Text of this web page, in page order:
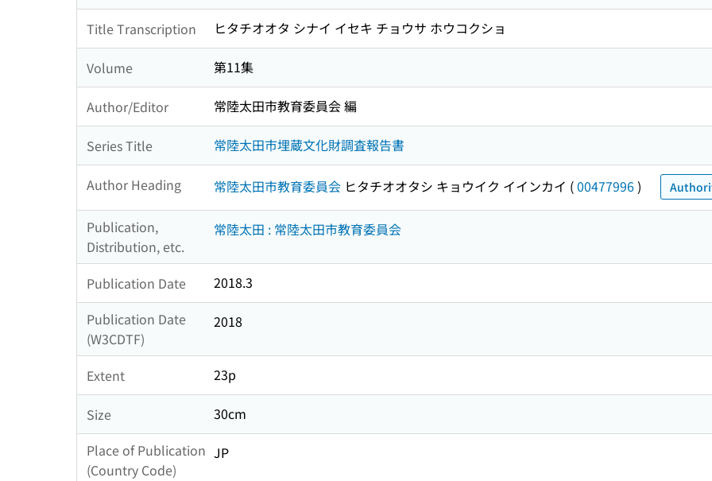
Title Transcription ヒタチオオタ シナイ イセキ チョウサ ホウコクショ
Volume 第11集
Author/Editor 常陸太田市教育委員会 編
Series Title 常陸太田市埋蔵文化財調査報告書
Author Heading 常陸太田市教育委員会 ヒタチオオタシ キョウイク イインカイ (00477996)
Publication,
Distribution, etc.
常陸太田 : 常陸太田市教育委員会
Publication Date
2018.3
Publication Date
(W3CDTF)
2018
Extent 23p
Size
30cm
Place of Publication
(Country Code)
JP